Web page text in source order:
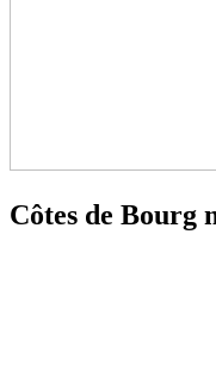
Côtes de Bourg